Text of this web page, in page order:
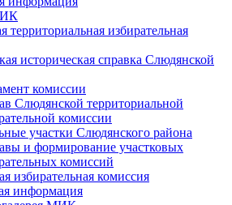
территориальная избирательная
историческая справка Слюдянской
комиссии
Слюдянской территориальной
комиссии
участки Слюдянского района
и формирование участковых
комиссий
избирательная комиссия
информация